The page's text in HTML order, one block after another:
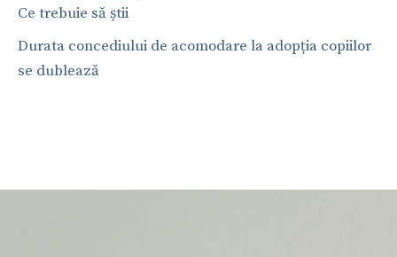
Ce trebuie să știi
Durata concediului de acomodare la adopția copiilor
se dublează